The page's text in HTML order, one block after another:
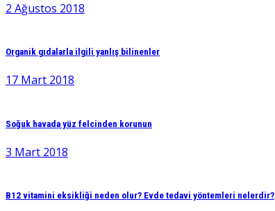
2 Ağustos 2018
Organik gıdalarla ilgili yanlış bilinenler
17 Mart 2018
Soğuk havada yüz felcinden korunun
3 Mart 2018
B12 vitamini eksikliği neden olur? Evde tedavi yöntemleri nelerdir?